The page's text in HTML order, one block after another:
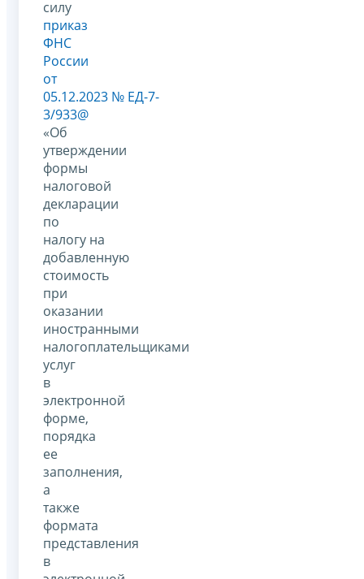
силу
приказ
ФНС
России
от
05.12.2023 № ЕД-7-
3/933@
«Об
утверждении
формы
налоговой
декларации
по
налогу на
добавленную
стоимость
при
оказании
иностранными
налогоплательщиками
услуг
в
электронной
форме,
порядка
ее
заполнения,
а
также
формата
представления
в